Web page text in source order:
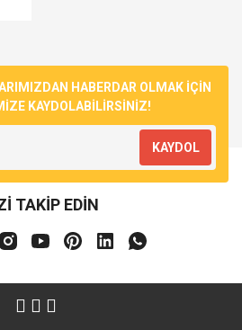
HABERDAR OLMAK İÇİN
KAYDOLABİLİRSİNİZ!
KAYDOL
TAKİP EDİN